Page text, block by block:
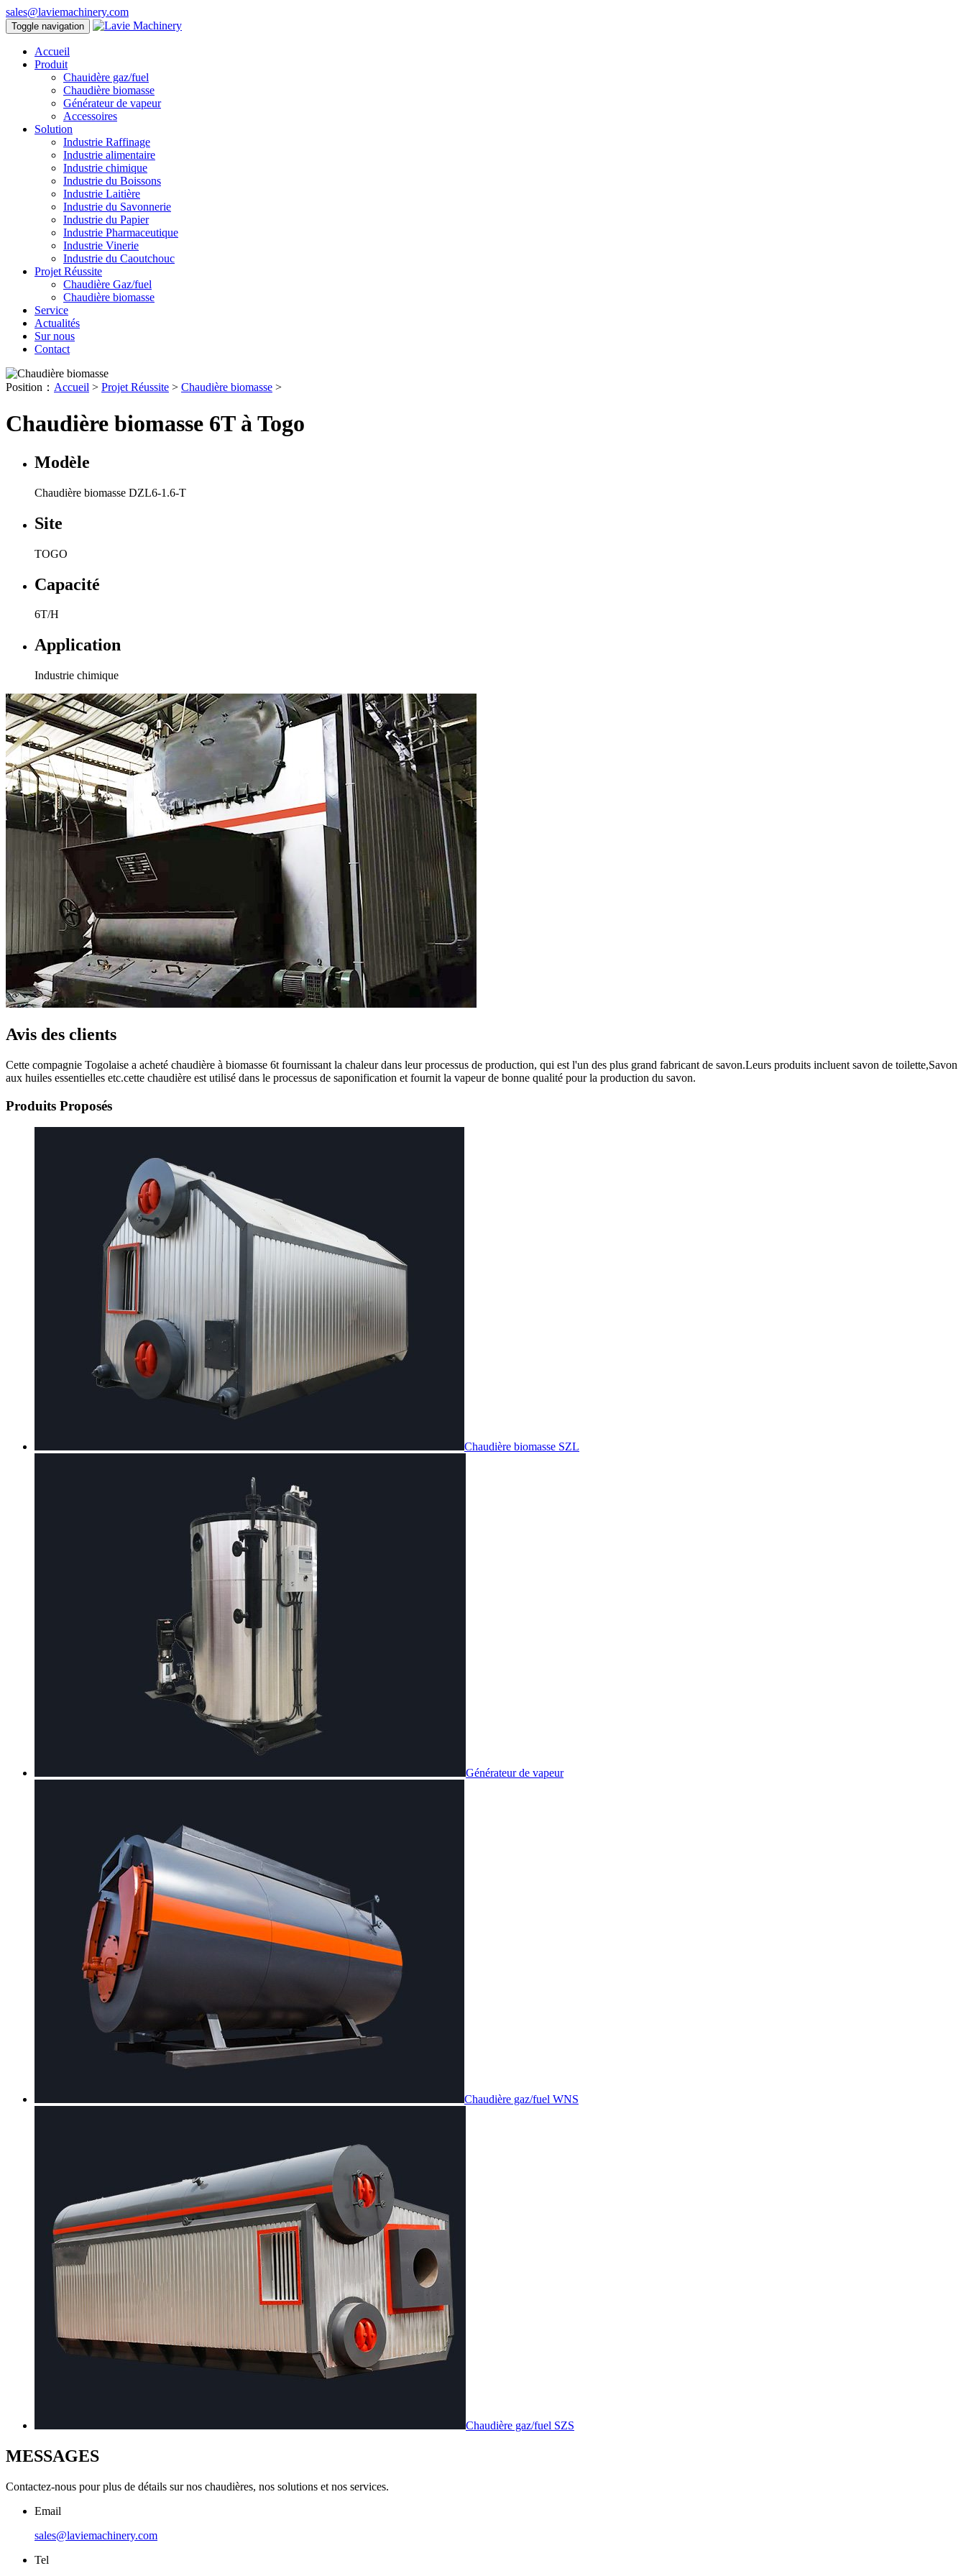
sales@laviemachinery.com
Toggle navigation
Accueil
Produit
Chauidère gaz/fuel
Chaudière biomasse
Générateur de vapeur
Accessoires
Solution
Industrie Raffinage
Industrie alimentaire
Industrie chimique
Industrie du Boissons
Industrie Laitière
Industrie du Savonnerie
Industrie du Papier
Industrie Pharmaceutique
Industrie Vinerie
Industrie du Caoutchouc
Projet Réussite
Chaudière Gaz/fuel
Chaudière biomasse
Service
Actualités
Sur nous
Contact
Position： Accueil > Projet Réussite > Chaudière biomasse >
Chaudière biomasse 6T à Togo
Modèle
Chaudière biomasse DZL6-1.6-T
Site
TOGO
Capacité
6T/H
Application
Industrie chimique
Avis des clients
Cette compagnie Togolaise a acheté chaudière à biomasse 6t fournissant la chaleur dans leur processus de production, qui est l'un des plus grand fabricant de savon.Leurs produits incluent savon de toilette,Savon
aux huiles essentielles etc.cette chaudière est utilisé dans le processus de saponification et fournit la vapeur de bonne qualité pour la production du savon.
Produits Proposés
Chaudière biomasse SZL
Générateur de vapeur
Chaudière gaz/fuel WNS
Chaudière gaz/fuel SZS
MESSAGES
Contactez-nous pour plus de détails sur nos chaudières, nos solutions et nos services.
Email
sales@laviemachinery.com
Tel